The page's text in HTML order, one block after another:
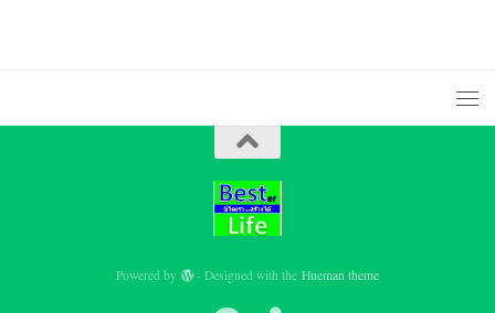
Powered by - Designed with theHueman theme